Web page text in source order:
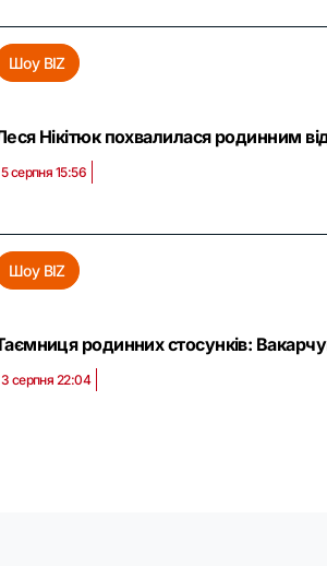
Шоу BIZ
Нікітюк похвалилася родинним
5 серпня 15:56
Шоу BIZ
родинних стосунків:
3 серпня 22:04